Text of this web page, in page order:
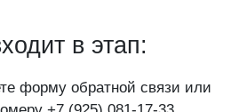
в этап:
форму обратной связи или